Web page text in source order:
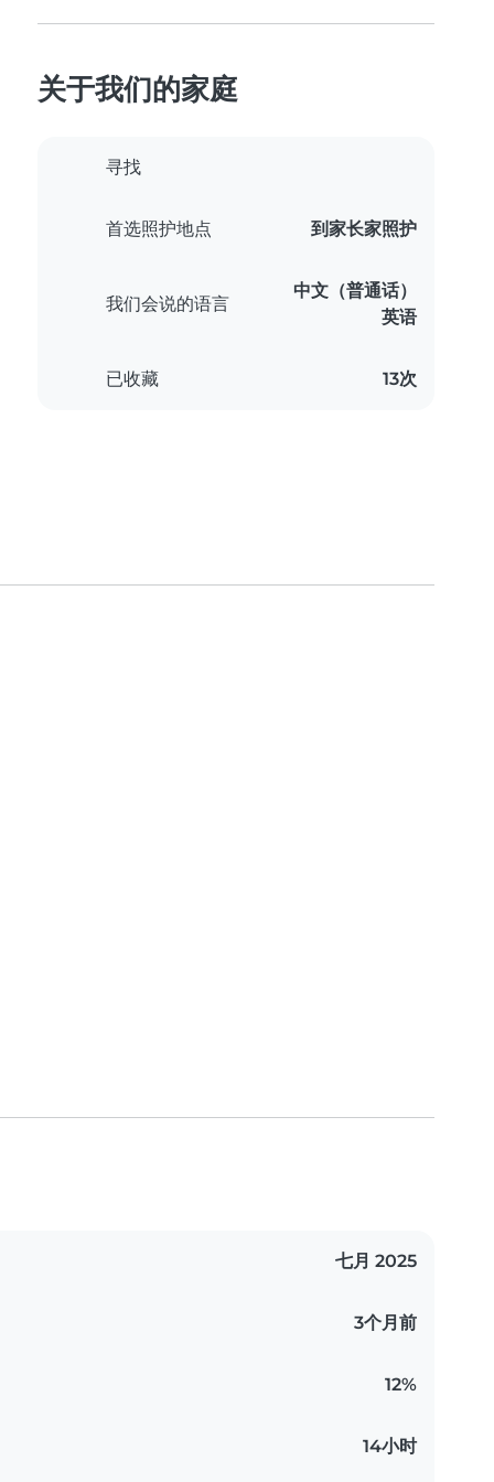
关于我们的家庭
寻找
首选照护地点 到家长家照护
我们会说的语言
中文（普通话）
英语
已收藏 13次
七月 2025
3个月前
12%
14小时